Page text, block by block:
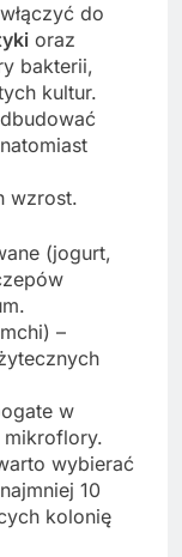
do
oraz
bakterii,
kultur.
wzrost.
(jogurt,
–
w
wybierać
10
kolonię